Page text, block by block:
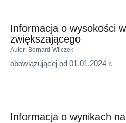
Informacja o wysokości
zwiększającego
Autor: Bernard Wilczek
obowiązującej od 01.01.2024 r.
Informacja o wynikach